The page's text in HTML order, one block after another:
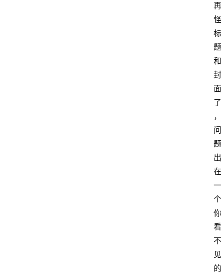
再
怪
标
题
和
封
面
了
，
问
题
出
在
一
个
你
看
不
见
的